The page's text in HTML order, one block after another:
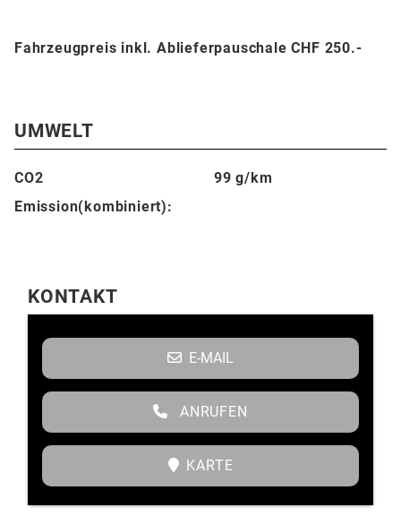
Fahrzeugpreis inkl. Ablieferpauschale CHF 250.-
UMWELT
CO2
Emission(kombiniert):
99 g/km
KONTAKT
E-MAIL
ANRUFEN
KARTE